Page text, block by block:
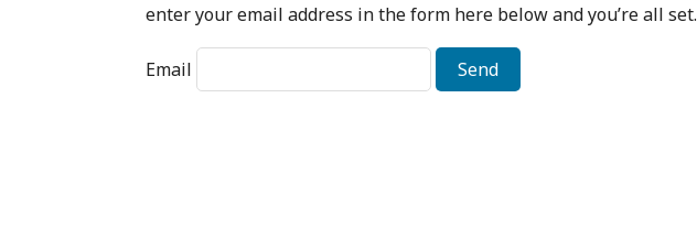
enter your email address in the form here below and you’re all set.
Email